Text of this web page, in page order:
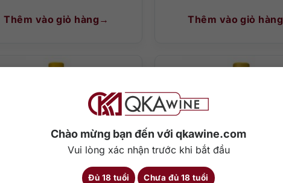
Chào mừng bạn đến với qkawine.com
Vui lòng xác nhận trước khi bắt đầu
Đủ 18 tuổi Chưa đủ 18 tuổi
Thêm vào giỏ hàng Thêm vào giỏ hàng